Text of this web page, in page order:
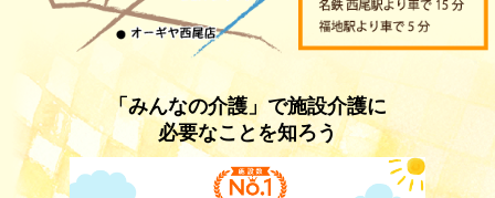
「みんなの介護」で施設介護に
必要なことを知ろう